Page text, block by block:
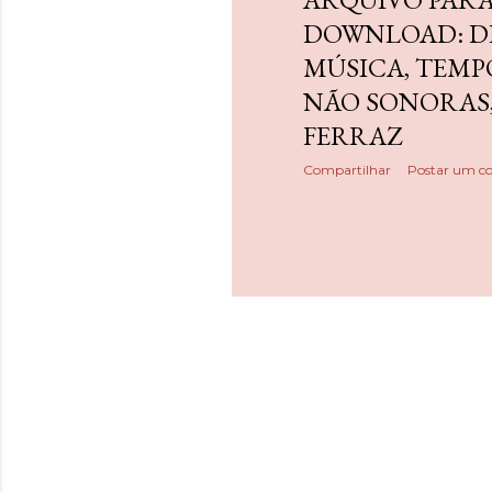
DOWNLOAD:
MÚSICA,
NÃO
FERRAZ
Compartilhar Postar um